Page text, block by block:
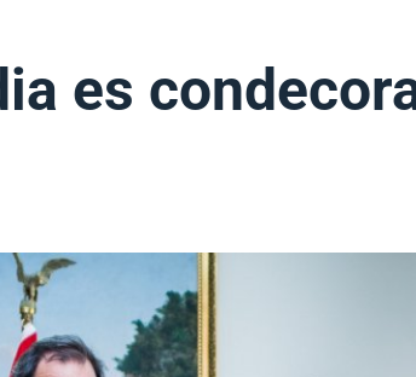
es